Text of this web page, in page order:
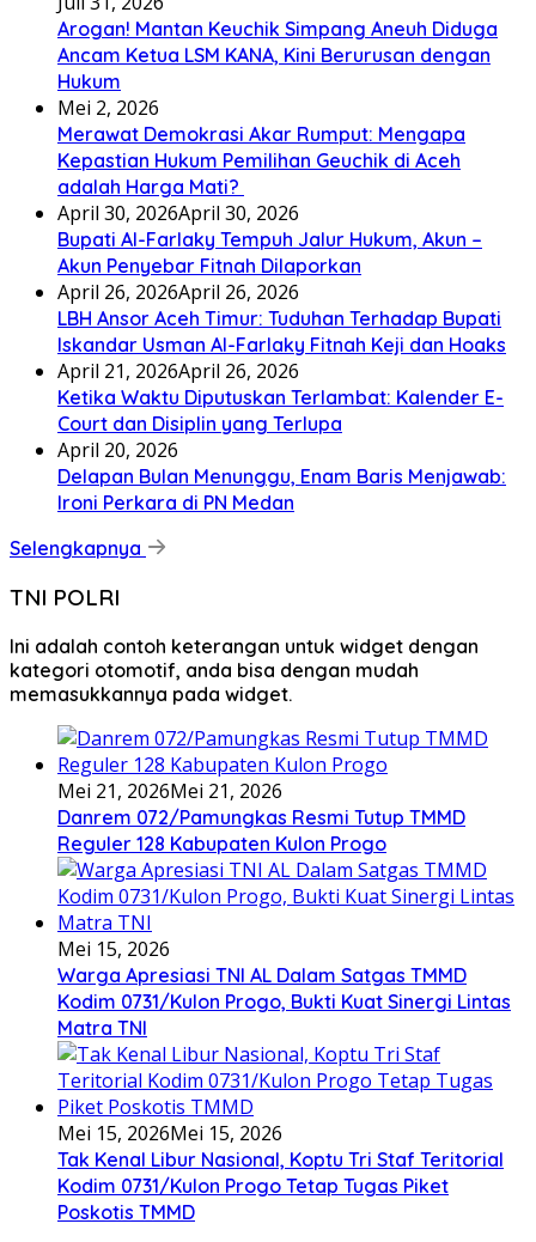
Arogan! Mantan Keuchik Simpang Aneuh Diduga
Ancam Ketua LSM KANA, Kini Berurusan dengan
Hukum
Mei 2, 2026
Merawat Demokrasi Akar Rumput: Mengapa
Kepastian Hukum Pemilihan Geuchik di Aceh
adalah Harga Mati? ‎
April 30, 2026April 30, 2026
Bupati Al-Farlaky Tempuh Jalur Hukum, Akun –
Akun Penyebar Fitnah Dilaporkan
April 26, 2026April 26, 2026
LBH Ansor Aceh Timur: Tuduhan Terhadap Bupati
Iskandar Usman Al-Farlaky Fitnah Keji dan Hoaks
April 21, 2026April 26, 2026
Ketika Waktu Diputuskan Terlambat: Kalender E-
Court dan Disiplin yang Terlupa
April 20, 2026
Delapan Bulan Menunggu, Enam Baris Menjawab:
Ironi Perkara di PN Medan
Selengkapnya
TNI POLRI
Ini adalah contoh keterangan untuk widget dengan
kategori otomotif, anda bisa dengan mudah
memasukkannya pada widget.
Mei 21, 2026Mei 21, 2026
Danrem 072/Pamungkas Resmi Tutup TMMD
Reguler 128 Kabupaten Kulon Progo
Mei 15, 2026
Warga Apresiasi TNI AL Dalam Satgas TMMD
Kodim 0731/Kulon Progo, Bukti Kuat Sinergi Lintas
Matra TNI
Mei 15, 2026Mei 15, 2026
Tak Kenal Libur Nasional, Koptu Tri Staf Teritorial
Kodim 0731/Kulon Progo Tetap Tugas Piket
Poskotis TMMD